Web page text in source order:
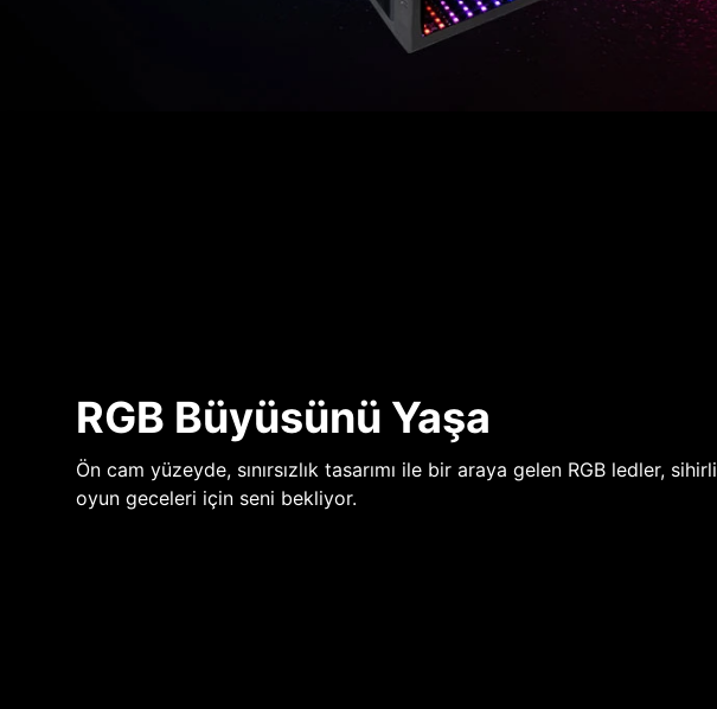
RGB Büyüsünü Yaşa
Ön cam yüzeyde, sınırsızlık tasarımı ile bir araya gelen RGB ledler, sihirli
oyun geceleri için seni bekliyor.